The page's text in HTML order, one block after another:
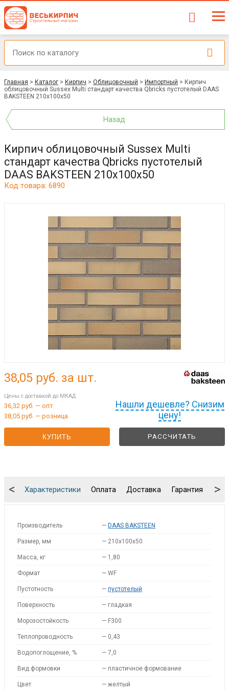
Главная > Каталог > Кирпич > Облицовочный > Импортный > Кирпич
облицовочный Sussex Multi стандарт качества Qbricks пустотелый DAAS
BAKSTEEN 210x100x50
Назад
Кирпич облицовочный Sussex Multi
стандарт качества Qbricks пустотелый
DAAS BAKSTEEN 210x100x50
Код товара: 6890
Нашли дешевле? Снизим
цену!
38,05 руб. за шт.
Цены с доставкой до МКАД
36,32 руб. — опт
38,05 руб. — розница
КУПИТЬ РАССЧИТАТЬ
Характеристики Оплата Доставка Гарантия
< >
Производитель — DAAS BAKSTEEN
Размер, мм — 210x100x50
Масса, кг — 1,80
Формат — WF
Пустотность — пустотелый
Поверхность — гладкая
Морозостойкость — F300
Теплопроводность — 0,43
Водопоглощение, % — 7,0
Вид формовки — пластичное формование
Цвет — желтый